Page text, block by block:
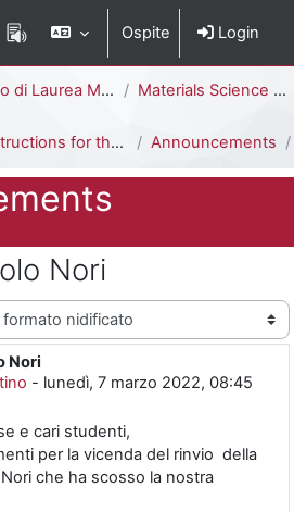
Ospite Login
Laurea Magistrale Materials Science [F5302Q]
for the beginning of the semester Announcements
Nori
Nori
- lunedì, 7 marzo 2022, 08:45
0
e cari studenti,
per la vicenda del rinvio della
che ha scosso la nostra